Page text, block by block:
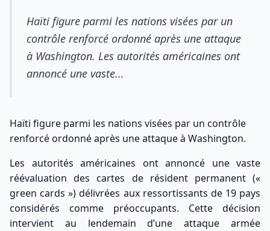
Haïti figure parmi les nations visées par un
contrôle renforcé ordonné après une attaque
à Washington. Les autorités américaines ont
annoncé une vaste...
Haïti figure parmi les nations visées par un contrôle
renforcé ordonné après une attaque à Washington.
Les autorités américaines ont annoncé une vaste
réévaluation des cartes de résident permanent («
green cards ») délivrées aux ressortissants de 19 pays
considérés comme préoccupants. Cette décision
intervient au lendemain d’une attaque armée